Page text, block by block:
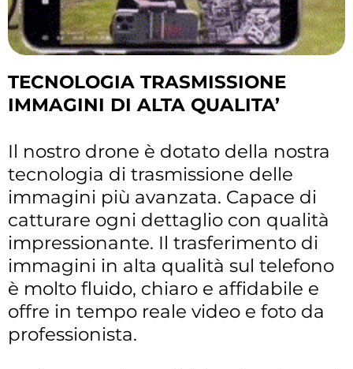
TECNOLOGIA TRASMISSIONE
IMMAGINI DI ALTA QUALITA’
Il nostro drone è dotato della nostra
tecnologia di trasmissione delle
immagini più avanzata. Capace di
catturare ogni dettaglio con qualità
impressionante. Il trasferimento di
immagini in alta qualità sul telefono
è molto fluido, chiaro e affidabile e
offre in tempo reale video e foto da
professionista.